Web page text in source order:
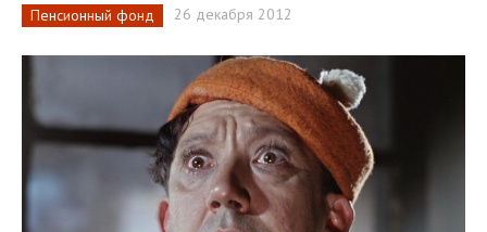
Пенсионный фонд 26 декабря 2012